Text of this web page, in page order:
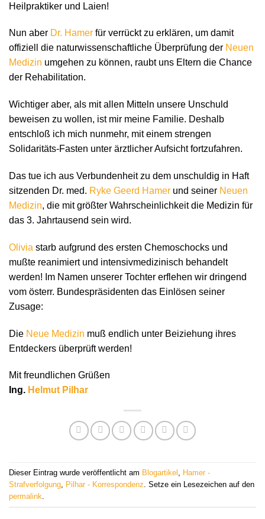
Heilpraktiker und Laien!
Nun aber Dr. Hamer für verrückt zu erklären, um damit
offiziell die naturwissenschaftliche Überprüfung der Neuen
Medizin umgehen zu können, raubt uns Eltern die Chance
der Rehabilitation.
Wichtiger aber, als mit allen Mitteln unsere Unschuld
beweisen zu wollen, ist mir meine Familie. Deshalb
entschloß ich mich nunmehr, mit einem strengen
Solidaritäts-Fasten unter ärztlicher Aufsicht fortzufahren.
Das tue ich aus Verbundenheit zu dem unschuldig in Haft
sitzenden Dr. med. Ryke Geerd Hamer und seiner Neuen
Medizin, die mit größter Wahrscheinlichkeit die Medizin für
das 3. Jahrtausend sein wird.
Olivia starb aufgrund des ersten Chemoschocks und
mußte reanimiert und intensivmedizinisch behandelt
werden! Im Namen unserer Tochter erflehen wir dringend
vom österr. Bundespräsidenten das Einlösen seiner
Zusage:
Die Neue Medizin muß endlich unter Beiziehung ihres
Entdeckers überprüft werden!
Mit freundlichen Grüßen
Ing. Helmut Pilhar
Dieser Eintrag wurde veröffentlicht am Blogartikel
Hamer -
Strafverfolgung Pilhar - Korrespondenz . Setze ein Lesezeichen auf den
permalink